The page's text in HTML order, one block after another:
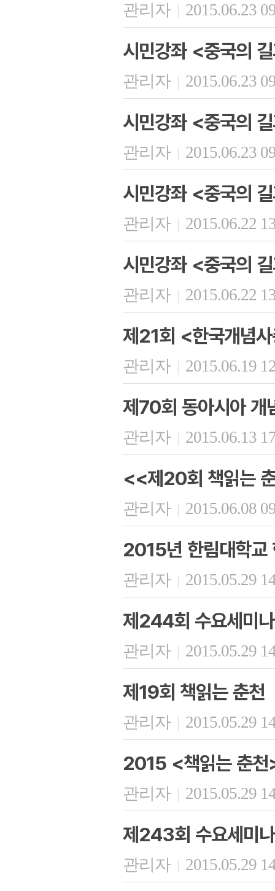
관리자 | 2015.06.23
시민강좌 <중국의
관리자 | 2015.06.23
시민강좌 <중국의
관리자 | 2015.06.23
시민강좌 <중국의
관리자 | 2015.06.22
시민강좌 <중국의
관리자 | 2015.06.22
제21회 <한국개념
관리자 | 2015.06.19
제70회 동아시아 개
관리자 | 2015.06.13
<<제20회 책읽는
관리자 | 2015.06.08
2015년 한림대학교
관리자 | 2015.05.29
제244회 수요세미나
관리자 | 2015.05.29
제19회 책읽는 춘천
관리자 | 2015.05.29
2015 <책읽는 춘천
관리자 | 2015.05.29
제243회 수요세미나
관리자 | 2015.05.29